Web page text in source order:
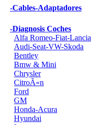
-Cables-Adaptadores
-Diagnosis Coches
Alfa Romeo-Fiat-Lancia
Audi-Seat-VW-Skoda
Bentley
Bmw & Mini
Chrysler
CitroÃ«n
Ford
GM
Honda-Acura
Hyundai